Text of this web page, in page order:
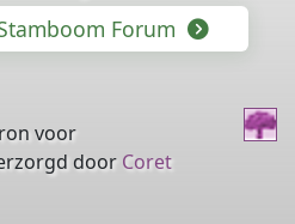
Forum
voor
door Coret